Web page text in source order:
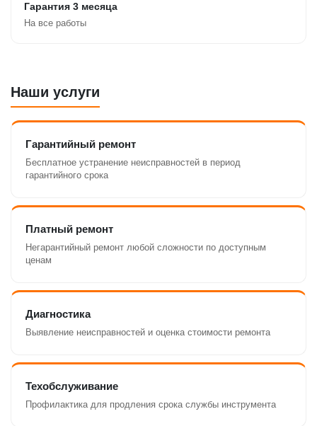
Гарантия 3 месяца
На все работы
Наши услуги
Гарантийный ремонт
Бесплатное устранение неисправностей в период
гарантийного срока
Платный ремонт
Негарантийный ремонт любой сложности по доступным
ценам
Диагностика
Выявление неисправностей и оценка стоимости ремонта
Техобслуживание
Профилактика для продления срока службы инструмента